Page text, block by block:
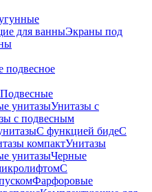
для ванныЭкраны под
пoдвеснoе
Подвесные
унитазыУнитазы с
с подвесным
С функцией бидеС
компактУнитазы
унитазыЧерные
C
Фарфоровые